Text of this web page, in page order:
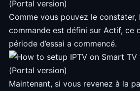
Comme vous pouvez le constater,
commande est défini sur Actif, ce
période d’essai a commencé.
Maintenant, si vous revenez à la